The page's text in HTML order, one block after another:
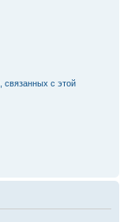
связанных с этой